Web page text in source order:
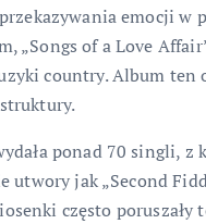
emocji w
„Songs of a Love
country. Album ten
ponad 70 singli,
jak „Second
często